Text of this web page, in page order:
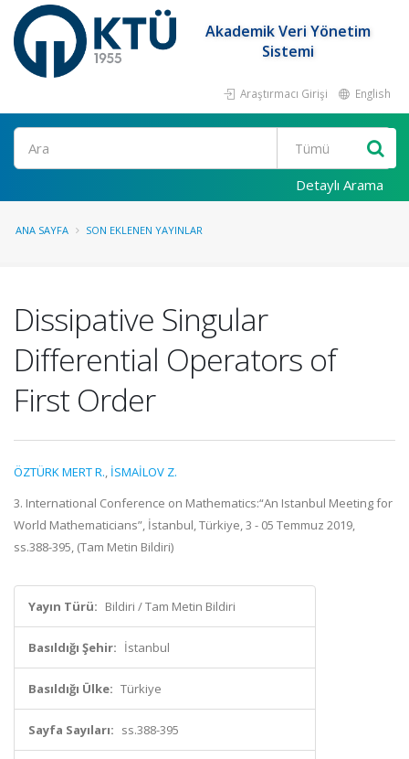
Akademik Veri Yönetim
Sistemi
Araştırmacı Girişi English
Ara
Detaylı Arama
ANA SAYFA SON EKLENEN YAYINLAR
Dissipative Singular
Differential Operators of
First Order
ÖZTÜRK MERT R., İSMAİLOV Z.
3. International Conference on Mathematics:“An Istanbul Meeting for
World Mathematicians”, İstanbul, Türkiye, 3 - 05 Temmuz 2019,
ss.388-395, (Tam Metin Bildiri)
Yayın Türü: Bildiri / Tam Metin Bildiri
Basıldığı Şehir: İstanbul
Basıldığı Ülke: Türkiye
Sayfa Sayıları: ss.388-395